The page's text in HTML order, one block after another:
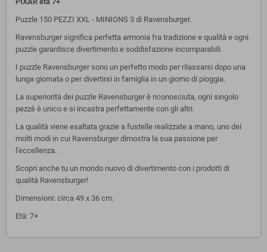
Puzzle 150 PEZZI XXL - MINIONS 3 di Ravensburger.
Ravensburger significa perfetta armonia fra tradizione e qualità e ogni
puzzle garantisce divertimento e soddisfazione incomparabili.
I puzzle Ravensburger sono un perfetto modo per rilassarsi dopo una
lunga giornata o per divertirsi in famiglia in un giorno di pioggia.
La superiorità dei puzzle Ravensburger è riconosciuta, ogni singolo
pezzè è unico e si incastra perfettamente con gli altri.
La qualità viene esaltata grazie a fustelle realizzate a mano, uno dei
molti modi in cui Ravensburger dimostra la sua passione per
l'eccellenza.
Scopri anche tu un mondo nuovo di divertimento con i prodotti di
qualità Ravensburger!
Dimensioni: circa 49 x 36 cm.
Età: 7+